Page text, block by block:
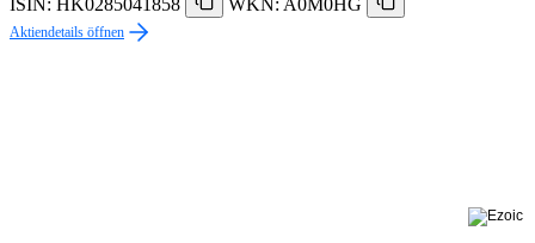
ISIN: HK0285041858
WKN: A0M0HG
Aktiendetails öffnen